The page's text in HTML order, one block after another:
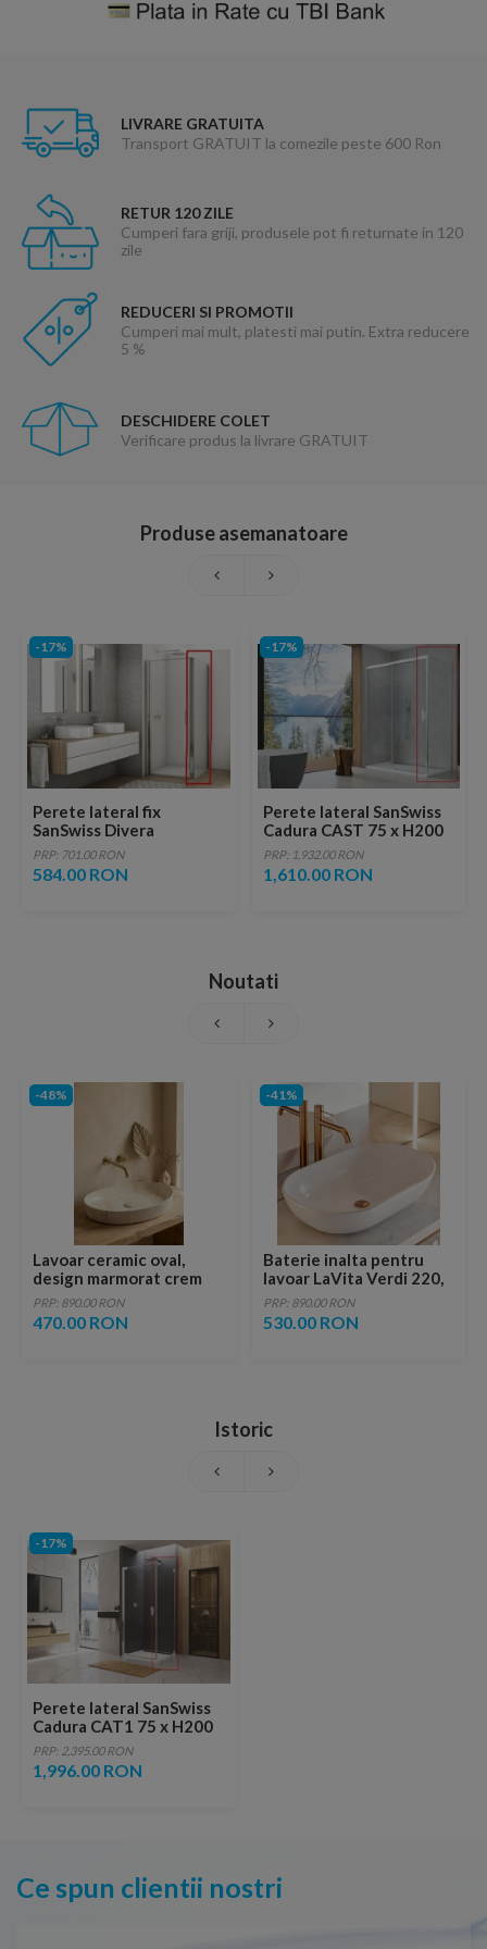
LIVRARE GRATUITA
Transport GRATUIT la comezile peste 600 Ron
RETUR 120 ZILE
Cumperi fara griji, produsele pot fi returnate in 120
zile
REDUCERI SI PROMOTII
Cumperi mai mult, platesti mai putin. Extra reducere
5 %
DESCHIDERE COLET
Verificare produs la livrare GRATUIT
Produse asemanatoare
-17%
Perete lateral fix
SanSwiss Divera
70xH200 cm
PRP: 701.00 RON
584.00 RON
-17%
Perete lateral SanSwiss
Cadura CAST 75 x H200
cm sticla Shade
PRP: 1,932.00 RON
1,610.00 RON
Noutati
-48%
Lavoar ceramic oval,
design marmorat crem
lucios cu vene aurii,
ventil inclus
PRP: 890.00 RON
470.00 RON
-41%
Baterie inalta pentru
lavoar LaVita Verdi 220,
fara ventil, brushed
copper
PRP: 890.00 RON
530.00 RON
Istoric
-17%
Perete lateral SanSwiss
Cadura CAT1 75 x H200
cm
PRP: 2,395.00 RON
1,996.00 RON
Ce spun clientii nostri